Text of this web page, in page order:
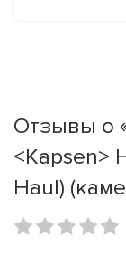
Отзывы о
<Kapsen>
Haul)